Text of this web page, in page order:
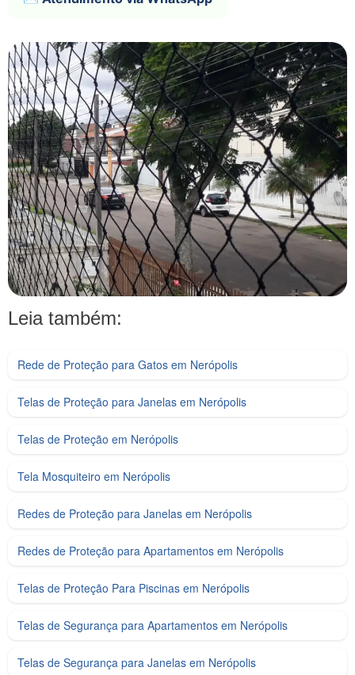
Leia também:
Rede de Proteção para Gatos em Nerópolis
Telas de Proteção para Janelas em Nerópolis
Telas de Proteção em Nerópolis
Tela Mosquiteiro em Nerópolis
Redes de Proteção para Janelas em Nerópolis
Redes de Proteção para Apartamentos em Nerópolis
Telas de Proteção Para Piscinas em Nerópolis
Telas de Segurança para Apartamentos em Nerópolis
Telas de Segurança para Janelas em Nerópolis